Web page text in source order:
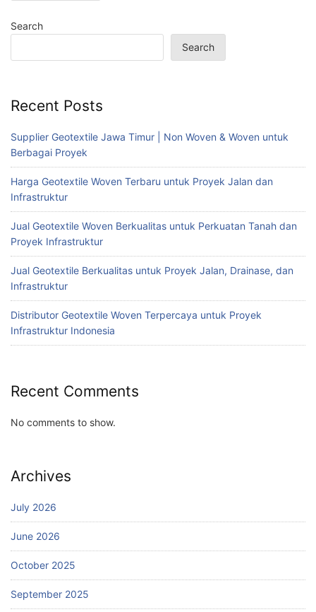
Search
Search
Recent Posts
Supplier Geotextile Jawa Timur | Non Woven & Woven untuk
Berbagai Proyek
Harga Geotextile Woven Terbaru untuk Proyek Jalan dan
Infrastruktur
Jual Geotextile Woven Berkualitas untuk Perkuatan Tanah dan
Proyek Infrastruktur
Jual Geotextile Berkualitas untuk Proyek Jalan, Drainase, dan
Infrastruktur
Distributor Geotextile Woven Terpercaya untuk Proyek
Infrastruktur Indonesia
Recent Comments
No comments to show.
Archives
July 2026
June 2026
October 2025
September 2025